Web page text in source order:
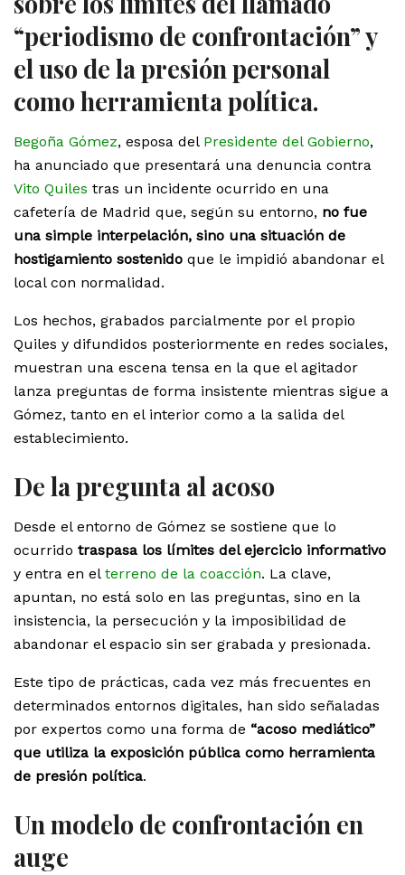
“periodismo de confrontación” y
el uso de la presión personal
como herramienta política.
Begoña Gómez, esposa del Presidente del Gobierno,
ha anunciado que presentará una denuncia contra
Vito Quiles tras un incidente ocurrido en una
cafetería de Madrid que, según su entorno, no fue
una simple interpelación, sino una situación de
hostigamiento sostenido que le impidió abandonar el
local con normalidad.
Los hechos, grabados parcialmente por el propio
Quiles y difundidos posteriormente en redes sociales,
muestran una escena tensa en la que el agitador
lanza preguntas de forma insistente mientras sigue a
Gómez, tanto en el interior como a la salida del
establecimiento.
De la pregunta al acoso
Desde el entorno de Gómez se sostiene que lo
ocurrido traspasa los límites del ejercicio informativo
y entra en el terreno de la coacción. La clave,
apuntan, no está solo en las preguntas, sino en la
insistencia, la persecución y la imposibilidad de
abandonar el espacio sin ser grabada y presionada.
Este tipo de prácticas, cada vez más frecuentes en
determinados entornos digitales, han sido señaladas
por expertos como una forma de “acoso mediático”
que utiliza la exposición pública como herramienta
de presión política.
Un modelo de confrontación en
auge